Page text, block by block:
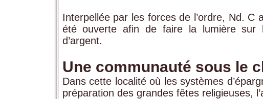
Interpellée par les forces de l’ordre, Nd.
été ouverte afin de faire la lumière sur
d’argent.
Une communauté sous le
Dans cette localité où les systèmes
préparation des grandes fêtes religieuses,